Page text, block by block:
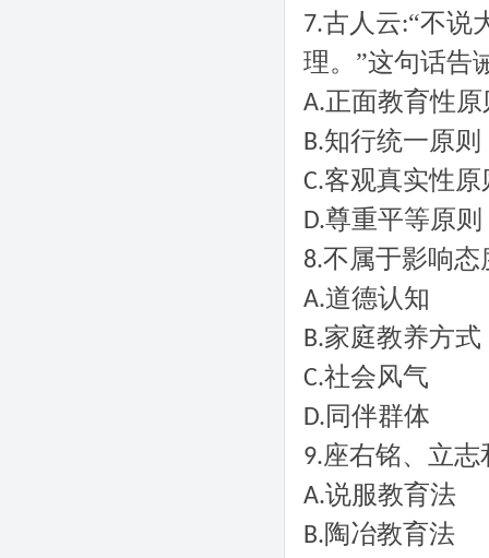
7.古人云:“不说
理。”这句话告
A.正面教育性原
B.知行统一原则
C.客观真实性原
D.尊重平等原则
8.不属于影响态
A.道德认知
B.家庭教养方式
C.社会风气
D. 同伴群体
9.座右铭、立
A.说服教育法
B.陶冶教育法